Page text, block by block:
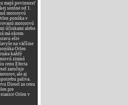
majú povinnosť
sezóne od 1.
motorovú
ponúka v
motorovú
účinkami alebo
má okrem
ešte
na väčšine
Orlen
každý
zimnú
cenu Efecta
zaručuje
ale aj
paliva.
Diesel za cenu
pre
stanice Orlen v